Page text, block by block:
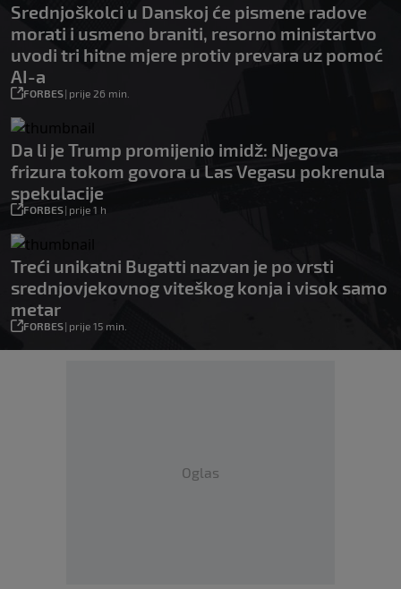
Srednjoškolci u Danskoj će pismene radove
morati i usmeno braniti, resorno ministartvo
uvodi tri hitne mjere protiv prevara uz pomoć
AI-a
FORBES| prije 26 min.
Da li je Trump promijenio imidž: Njegova
frizura tokom govora u Las Vegasu pokrenula
spekulacije
FORBES| prije 1 h
Treći unikatni Bugatti nazvan je po vrsti
srednjovjekovnog viteškog konja i visok samo
metar
FORBES| prije 15 min.
Oglas